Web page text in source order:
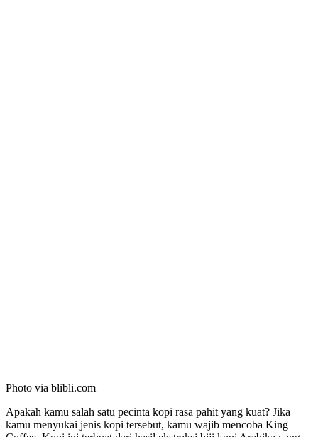
Photo via blibli.com
Apakah kamu salah satu pecinta kopi rasa pahit yang kuat? Jika
kamu menyukai jenis kopi tersebut, kamu wajib mencoba King